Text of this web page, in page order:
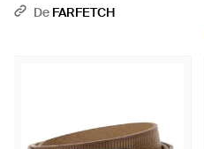
De FARFETCH